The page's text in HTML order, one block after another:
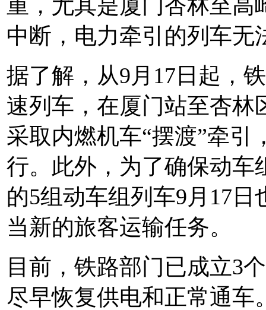
重，尤其是厦门杏林至高
中断，电力牵引的列车无
据了解，从9月17日起，
速列车，在厦门站至杏林
采取内燃机车“摆渡”牵引
行。此外，为了确保动车
的5组动车组列车9月17
当新的旅客运输任务。
目前，铁路部门已成立3
尽早恢复供电和正常通车